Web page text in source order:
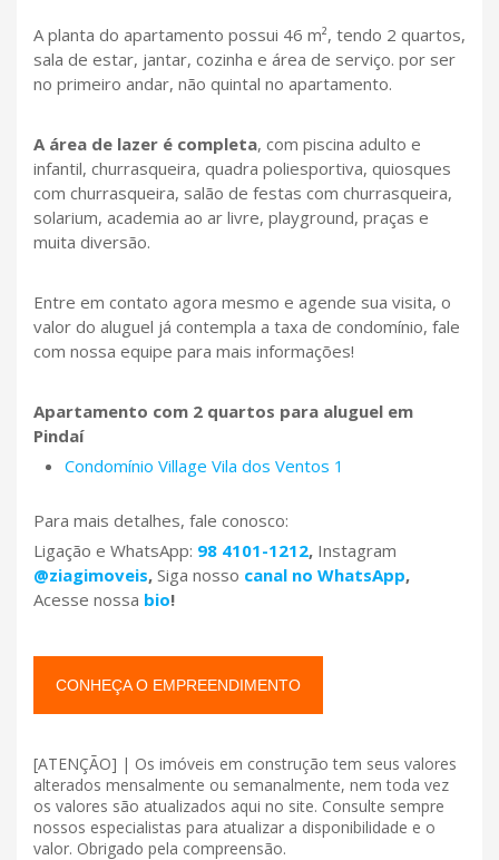
A planta do apartamento possui 46 m², tendo 2 quartos,
sala de estar, jantar, cozinha e área de serviço. por ser
no primeiro andar, não quintal no apartamento.
A área de lazer é completa, com piscina adulto e
infantil, churrasqueira, quadra poliesportiva, quiosques
com churrasqueira, salão de festas com churrasqueira,
solarium, academia ao ar livre, playground, praças e
muita diversão.
Entre em contato agora mesmo e agende sua visita, o
valor do aluguel já contempla a taxa de condomínio, fale
com nossa equipe para mais informações!
Apartamento com 2 quartos para aluguel em
Pindaí
Condomínio Village Vila dos Ventos 1
Para mais detalhes, fale conosco:
Ligação e WhatsApp: 98 4101-1212, Instagram
@ziagimoveis, Siga nosso canal no WhatsApp,
Acesse nossa bio!
CONHEÇA O EMPREENDIMENTO
[ATENÇÃO] | Os imóveis em construção tem seus valores
alterados mensalmente ou semanalmente, nem toda vez
os valores são atualizados aqui no site. Consulte sempre
nossos especialistas para atualizar a disponibilidade e o
valor. Obrigado pela compreensão.